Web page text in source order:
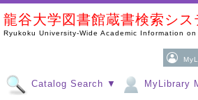
龍谷大学図書館蔵書検索シス
Ryukoku University-Wide Academic Information
Catalog Search ▼ MyLibrary